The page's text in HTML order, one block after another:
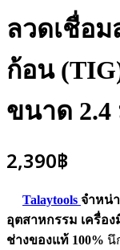
ลวดเชื่อ
ก้อน
ขนาด 2.4
2,390฿
Talaytools จำหน่
อุตสาหกรรม เครื่อ
ช่างของแท้ 100% นึ